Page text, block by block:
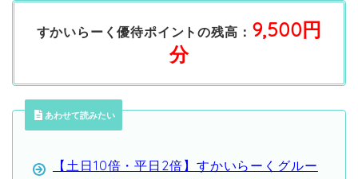
すかいらーく優待ポイントの残高： 9,500円
分
あわせて読みたい
【土日10倍・平日2倍】すかいらーくグルー